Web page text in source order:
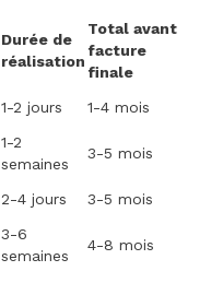
Durée de
réalisation
Total avant
facture
finale
1-2 jours
1-4 mois
1-2
semaines
3-5 mois
2-4 jours 3-5 mois
3-6
semaines
4-8 mois